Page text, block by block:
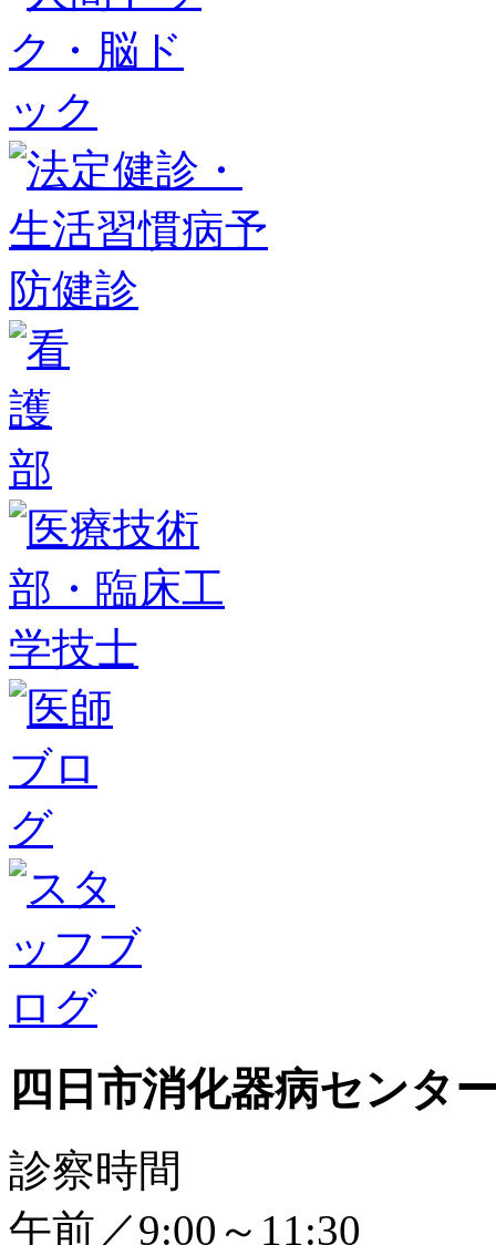
四日市消化器病センタ
診察時間
午前／9:00～11:30